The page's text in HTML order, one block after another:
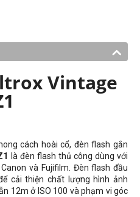
Vintage
cách hoài cổ, đèn flash gắn
là đèn flash thủ công dùng với
và Fujifilm. Đèn flash đầu
cải thiện chất lượng hình ảnh
12m ở ISO 100 và phạm vi góc